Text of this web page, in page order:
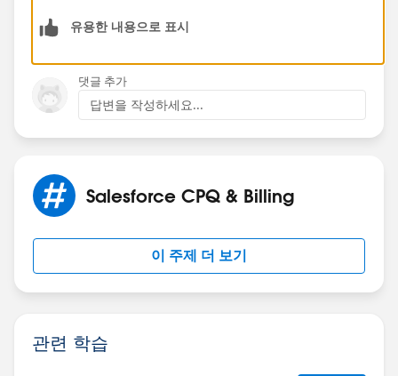
유용한 내용으로 표시
댓글 추가
답변을 작성하세요...
Salesforce CPQ & Billing
이 주제 더 보기
관련 학습